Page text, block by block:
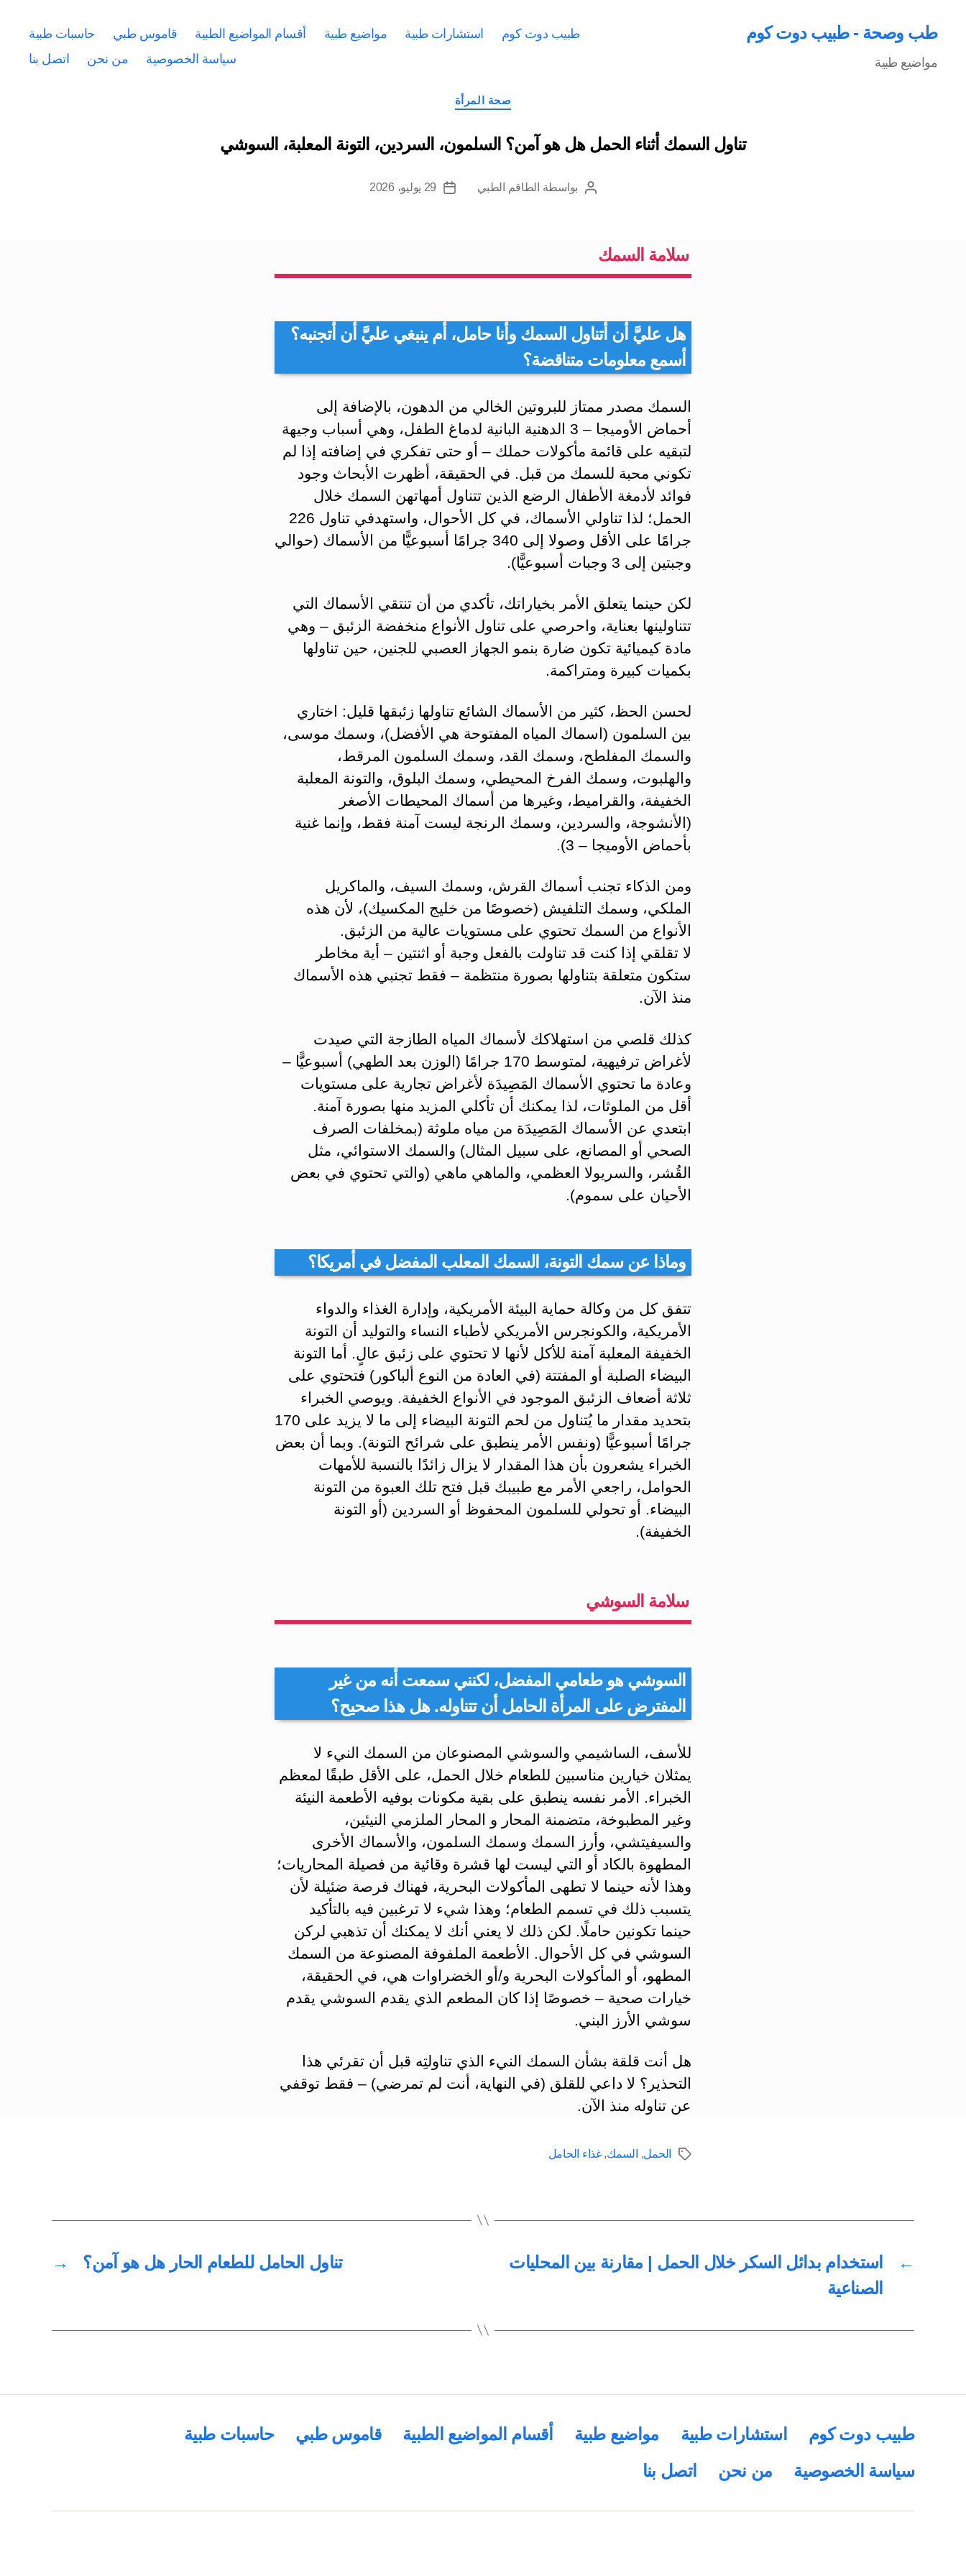
طب وصحة - طبيب دوت كوم
مواضيع طبية
طبيب دوت كوم استشارات طبية مواضيع طبية أقسام المواضيع الطبية قاموس طبي
حاسبات طبية
سياسة الخصوصية
من نحن اتصل بنا
التصنيفات
صحة المرأة
تناول السمك أثناء الحمل هل هو آمن؟ السلمون، السردين، التونة المعلبة، السوشي
كاتببواسطة الطاقم الطبي
تاريخ29 يوليو، 2026
سلامة السمك
هل عليَّ أن أتناول السمك وأنا حامل، أم ينبغي عليَّ أن أتجنبه؟
أسمع معلومات متناقضة؟
السمك مصدر ممتاز للبروتين الخالي من الدهون، بالإضافة إلى
أحماض الأوميجا – 3 الدهنية البانية لدماغ الطفل، وهي أسباب وجيهة
لتبقيه على قائمة مأكولات حملك – أو حتى تفكري في إضافته إذا لم
تكوني محبة للسمك من قبل. في الحقيقة، أظهرت الأبحاث وجود
فوائد لأدمغة الأطفال الرضع الذين تتناول أمهاتهن السمك خلال
الحمل؛ لذا تناولي الأسماك، في كل الأحوال، واستهدفي تناول 226
جرامًا على الأقل وصولا إلى 340 جرامًا أسبوعيًّا من الأسماك (حوالي
وجبتين إلى 3 وجبات أسبوعيًّا).
لكن حينما يتعلق الأمر بخياراتك، تأكدي من أن تنتقي الأسماك التي
تتناولينها بعناية، واحرصي على تناول الأنواع منخفضة الزئبق – وهي
مادة كيميائية تكون ضارة بنمو الجهاز العصبي للجنين، حين تناولها
بكميات كبيرة ومتراكمة.
لحسن الحظ، كثير من الأسماك الشائع تناولها زئبقها قليل: اختاري
بين السلمون (اسماك المياه المفتوحة هي الأفضل)، وسمك موسى،
والسمك المفلطح، وسمك القد، وسمك السلمون المرقط،
والهلبوت، وسمك الفرخ المحيطي، وسمك البلوق، والتونة المعلبة
الخفيفة، والقراميط، وغيرها من أسماك المحيطات الأصغر
(الأنشوجة، والسردين، وسمك الرنجة ليست آمنة فقط، وإنما غنية
بأحماض الأوميجا – 3).
ومن الذكاء تجنب أسماك القرش، وسمك السيف، والماكريل
الملكي، وسمك التلفيش (خصوصًا من خليج المكسيك)، لأن هذه
الأنواع من السمك تحتوي على مستويات عالية من الزئبق.
لا تقلقي إذا كنت قد تناولت بالفعل وجبة أو اثنتين – أية مخاطر
ستكون متعلقة بتناولها بصورة منتظمة – فقط تجنبي هذه الأسماك
منذ الآن.
كذلك قلصي من استهلاكك لأسماك المياه الطازجة التي صيدت
لأغراض ترفيهية، لمتوسط 170 جرامًا (الوزن بعد الطهي) أسبوعيًّا –
وعادة ما تحتوي الأسماك المَصِيدَة لأغراض تجارية على مستويات
أقل من الملوثات، لذا يمكنك أن تأكلي المزيد منها بصورة آمنة.
ابتعدي عن الأسماك المَصِيدَة من مياه ملوثة (بمخلفات الصرف
الصحي أو المصانع، على سبيل المثال) والسمك الاستوائي، مثل
القُشر، والسريولا العظمي، والماهي ماهي (والتي تحتوي في بعض
الأحيان على سموم).
وماذا عن سمك التونة، السمك المعلب المفضل في أمريكا؟
تتفق كل من وكالة حماية البيئة الأمريكية، وإدارة الغذاء والدواء
الأمريكية، والكونجرس الأمريكي لأطباء النساء والتوليد أن التونة
الخفيفة المعلبة آمنة للأكل لأنها لا تحتوي على زئبق عالٍ. أما التونة
البيضاء الصلبة أو المفتتة (في العادة من النوع ألباكور) فتحتوي على
ثلاثة أضعاف الزئبق الموجود في الأنواع الخفيفة. ويوصي الخبراء
بتحديد مقدار ما يُتناول من لحم التونة البيضاء إلى ما لا يزيد على 170
جرامًا أسبوعيًّا (ونفس الأمر ينطبق على شرائح التونة). وبما أن بعض
الخبراء يشعرون بأن هذا المقدار لا يزال زائدًا بالنسبة للأمهات
الحوامل، راجعي الأمر مع طبيبك قبل فتح تلك العبوة من التونة
البيضاء. أو تحولي للسلمون المحفوظ أو السردين (أو التونة
الخفيفة).
سلامة السوشي
السوشي هو طعامي المفضل، لكنني سمعت أنه من غير
المفترض على المرأة الحامل أن تتناوله. هل هذا صحيح؟
للأسف، الساشيمي والسوشي المصنوعان من السمك النيء لا
يمثلان خيارين مناسبين للطعام خلال الحمل، على الأقل طبقًا لمعظم
الخبراء. الأمر نفسه ينطبق على بقية مكونات بوفيه الأطعمة النيئة
وغير المطبوخة، متضمنة المحار و المحار الملزمي النيئين،
والسيفيتشي، وأرز السمك وسمك السلمون، والأسماك الأخرى
المطهوة بالكاد أو التي ليست لها قشرة وقائية من فصيلة المحاريات؛
وهذا لأنه حينما لا تطهى المأكولات البحرية، فهناك فرصة ضئيلة لأن
يتسبب ذلك في تسمم الطعام؛ وهذا شيء لا ترغبين فيه بالتأكيد
حينما تكونين حاملًا. لكن ذلك لا يعني أنك لا يمكنك أن تذهبي لركن
السوشي في كل الأحوال. الأطعمة الملفوفة المصنوعة من السمك
المطهو، أو المأكولات البحرية و/أو الخضراوات هي، في الحقيقة،
خيارات صحية – خصوصًا إذا كان المطعم الذي يقدم السوشي يقدم
سوشي الأرز البني.
هل أنت قلقة بشأن السمك النيء الذي تناولتِه قبل أن تقرئي هذا
التحذير؟ لا داعي للقلق (في النهاية، أنت لم تمرضي) – فقط توقفي
عن تناوله منذ الآن.
الوسومالحمل, السمك,غذاء الحامل
←
استخدام بدائل السكر خلال الحمل | مقارنة بين المحليات
الصناعية
→ تناول الحامل للطعام الحار هل هو آمن؟
طبيب دوت كوم استشارات طبية مواضيع طبية أقسام المواضيع الطبية قاموس طبي
حاسبات طبية
سياسة الخصوصية
من نحن اتصل بنا